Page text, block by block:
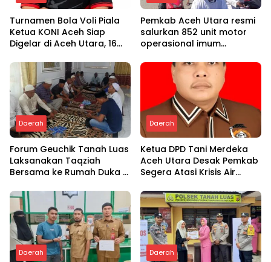
Turnamen Bola Voli Piala
Ketua KONI Aceh Siap
Digelar di Aceh Utara, 16
Ambil Bagian
Pemkab Aceh Utara resmi
salurkan 852 unit motor
operasional imum
Daerah
Forum Geuchik Tanah Luas
Laksanakan Taqziah
Bersama ke Rumah Duka di
Daerah
Ketua DPD Tani Merdeka
Aceh Utara Desak Pemkab
Segera Atasi Krisis Air
Daerah Daerah